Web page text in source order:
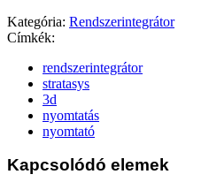
Kategória: Rendszerintegrátor
Címkék:
rendszerintegrátor
stratasys
3d
nyomtatás
nyomtató
Kapcsolódó elemek